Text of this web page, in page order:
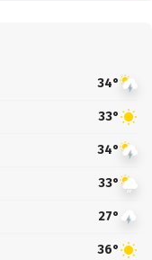
34°
33°
34°
33°
27°
36°